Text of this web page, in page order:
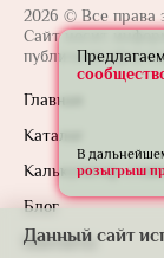
2026 © Все права
Сайт носит
публичной
Главная
Каталог
Калькулятор
Блог
Контакты
Данный сайт
В
розыгрыш